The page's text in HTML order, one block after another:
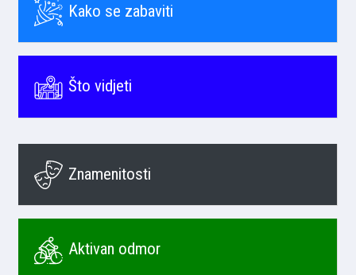
Kako se zabaviti
Što vidjeti
Znamenitosti
Aktivan odmor